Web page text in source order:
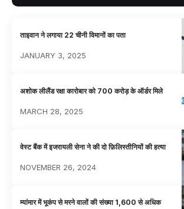
ताइवान ने लगाया 22 चीनी विमानों का पता
JANUARY 3, 2025
अशोक लीलैंड रक्षा कारोबार को 700 करोड़ के ऑर्डर मिले
MARCH 28, 2025
वेस्ट बैंक में इजरायली सेना ने की दो फ़िलिस्तीनियों की हत्या
NOVEMBER 26, 2024
म्यांमार में भूकंप से मरने वालों की संख्या 1,600 से अधिक